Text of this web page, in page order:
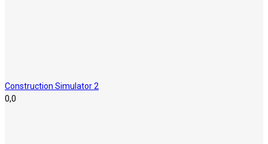
Construction Simulator 2
0,0